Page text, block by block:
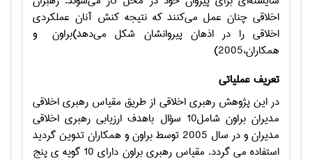
اخلاقي چنان عمل می‌کنند كه نتيجه كنش آنان عملكردي
اخلاقي را در اذهان پيروانشان شكل می‌دهد)براون
و
همکاران،2005)
تعریف عملیاتی
در این پژوهش رهبری اخلاقی از طریق مقیاس رهبري اخلاقي
مديران براون شامل10 سؤال باهدف ارزیابی رهبري اخلاقي
مديران و در سال 2005 توسط براون و همکاران تدوین گردید
استفاده می گردد. مقیاس رهبری براون دارای 10 گویه ی پنج